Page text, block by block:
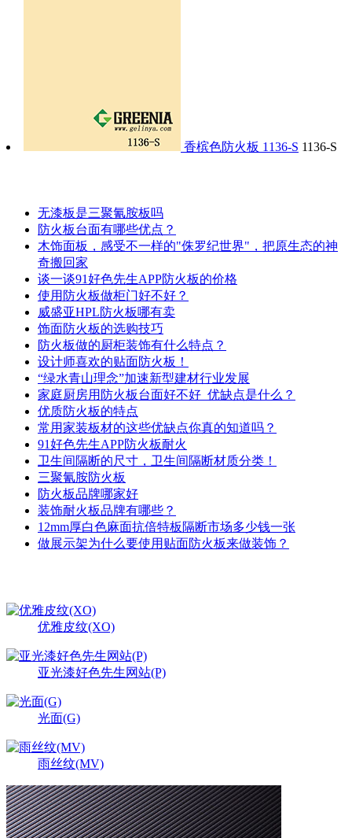
香槟色防火板 1136-S 1136-S
无漆板是三聚氰胺板吗
防火板台面有哪些优点？
木饰面板，感受不一样的"侏罗纪世界"，把原生态的神
奇搬回家
谈一谈91好色先生APP防火板的价格
使用防火板做柜门好不好？
威盛亚HPL防火板哪有卖
饰面防火板的选购技巧
防火板做的厨柜装饰有什么特点？
设计师喜欢的贴面防火板！
“绿水青山理念”加速新型建材行业发展
家庭厨房用防火板台面好不好_优缺点是什么？
优质防火板的特点
常用家装板材的这些优缺点你真的知道吗？
91好色先生APP防火板耐火
卫生间隔断的尺寸，卫生间隔断材质分类！
三聚氰胺防火板
防火板品牌哪家好
装饰耐火板品牌有哪些？
12mm厚白色麻面抗倍特板隔断市场多少钱一张
做展示架为什么要使用贴面防火板来做装饰？
优雅皮纹(XO)
亚光漆好色先生网站(P)
光面(G)
雨丝纹(MV)